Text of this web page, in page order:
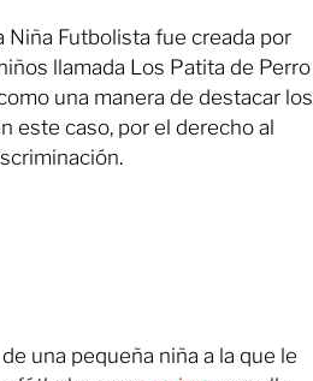
Niña Futbolista fue creada por
llamada Los Patita de Perro
una manera de destacar los
este caso, por el derecho al
una pequeña niña a la que le